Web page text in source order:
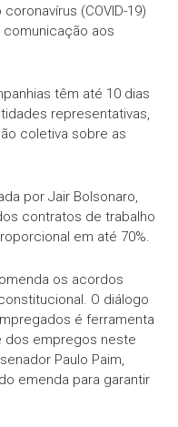
(COVID-19)
aos
têm até 10 dias
representativas,
coletiva sobre as
por Jair Bolsonaro,
contratos de trabalho
em até 70%.
os acordos
O diálogo
é ferramenta
dos empregos neste
Paulo Paim,
emenda para garantir